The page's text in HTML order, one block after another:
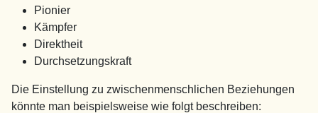
Pionier
Kämpfer
Direktheit
Durchsetzungskraft
Die Einstellung zu zwischenmenschlichen Beziehungen
könnte man beispielsweise wie folgt beschreiben: